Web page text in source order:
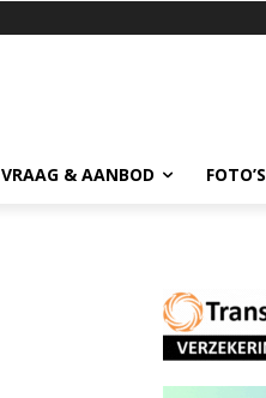
VRAAG & AANBOD FOTO’S